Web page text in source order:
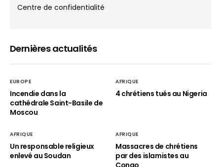
Centre de confidentialité
Dernières actualités
EUROPE
Incendie dans la
cathédrale Saint-Basile de
Moscou
AFRIQUE
4 chrétiens tués au Nigeria
AFRIQUE
Un responsable religieux
enlevé au Soudan
AFRIQUE
Massacres de chrétiens
par des islamistes au
Congo